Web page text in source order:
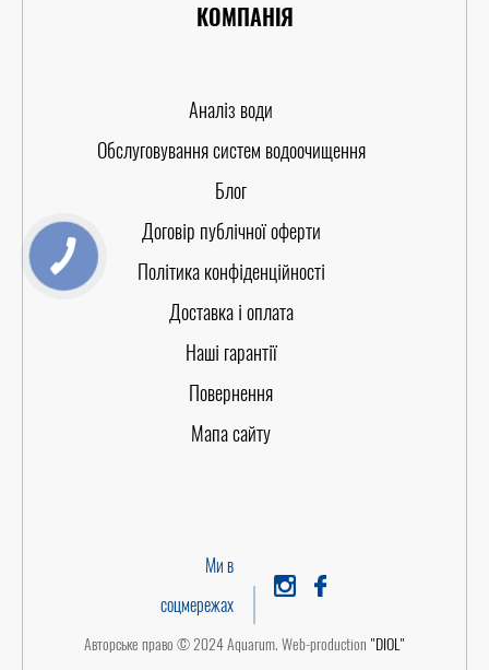
КОМПАНІЯ
Аналіз води
Обслуговування систем водоочищення
Блог
Договір публічної оферти
Політика конфіденційності
Доставка і оплата
Наші гарантії
Повернення
Мапа сайту
Авторське право © 2024 Aquarum. Web-production "DIOL"
Ми в
соцмережах